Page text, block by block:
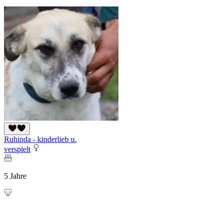
Ruhinda - kinderlieb u.
verspielt
5 Jahre